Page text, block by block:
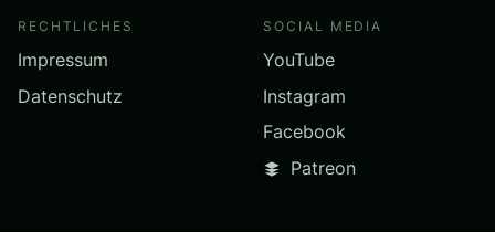
RECHTLICHES
Impressum
Datenschutz
SOCIAL MEDIA
YouTube
Instagram
Facebook
Patreon